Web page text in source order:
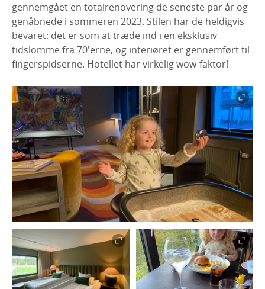
gennemgået en totalrenovering de seneste par år og
genåbnede i sommeren 2023. Stilen har de heldigvis
bevaret: det er som at træde ind i en eksklusiv
tidslomme fra 70'erne, og interiøret er gennemført til
fingerspidserne. Hotellet har virkelig wow-faktor!